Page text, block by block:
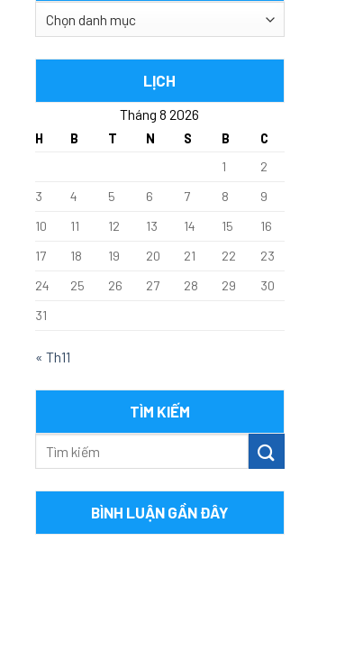
TỨC
LỊCH
Tháng 8 2026
H B T N S B
C
1
2
3
4 5 6 7 8
9
10
11 12 13 14 15
16
17
18 19 20 21 22
23
24
25 26 27 28 29
30
31
« Th11
TÌM KIẾM
BÌNH LUẬN GẦN ĐÂY